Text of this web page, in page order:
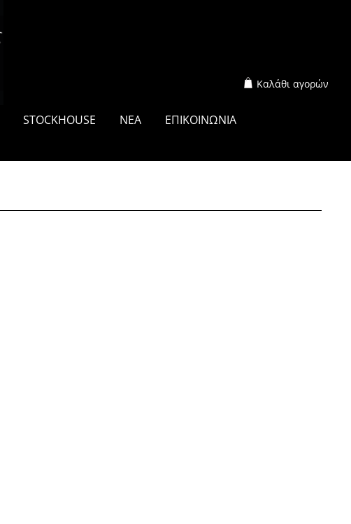
Καλάθι αγορών
STOCKHOUSE ΝΕΑ
ΕΠΙΚΟΙΝΩΝΙΑ